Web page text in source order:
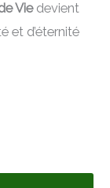
Viedevient
et d’éternité